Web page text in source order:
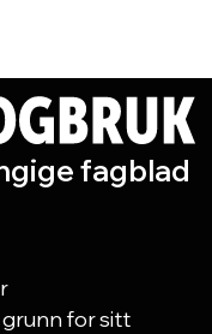
fagblad
for sitt